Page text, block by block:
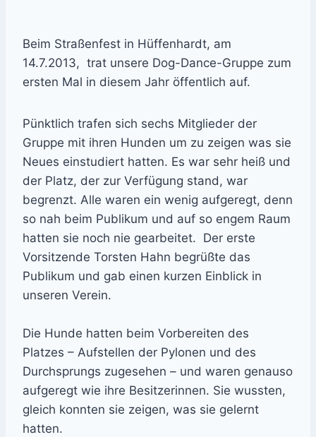
Beim Straßenfest in Hüffenhardt, am
14.7.2013, trat unsere Dog-Dance-Gruppe zum
ersten Mal in diesem Jahr öffentlich auf.
Pünktlich trafen sich sechs Mitglieder der
Gruppe mit ihren Hunden um zu zeigen was sie
Neues einstudiert hatten. Es war sehr heiß und
der Platz, der zur Verfügung stand, war
begrenzt. Alle waren ein wenig aufgeregt, denn
so nah beim Publikum und auf so engem Raum
hatten sie noch nie gearbeitet. Der erste
Vorsitzende Torsten Hahn begrüßte das
Publikum und gab einen kurzen Einblick in
unseren Verein.
Die Hunde hatten beim Vorbereiten des
Platzes – Aufstellen der Pylonen und des
Durchsprungs zugesehen – und waren genauso
aufgeregt wie ihre Besitzerinnen. Sie wussten,
gleich konnten sie zeigen, was sie gelernt
hatten.